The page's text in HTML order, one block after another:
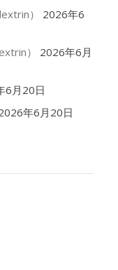
）
2026年6
）
2026年6月
6月20日
年6月20日